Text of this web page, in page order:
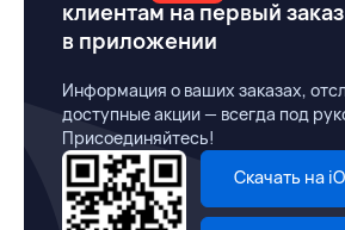
клиентам на первый заказ
в приложении
Информация о ваших заказах,
доступные акции — всегда под
Присоединяйтесь!
Скачать на